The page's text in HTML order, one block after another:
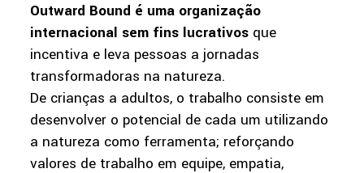
Outward Bound é uma organização
internacional sem fins lucrativosque
incentiva e leva pessoas a jornadas
transformadoras na natureza.
De crianças a adultos, o trabalho consiste em
desenvolver o potencial de cada um utilizando
a natureza como ferramenta; reforçando
valores de trabalho em equipe, empatia,